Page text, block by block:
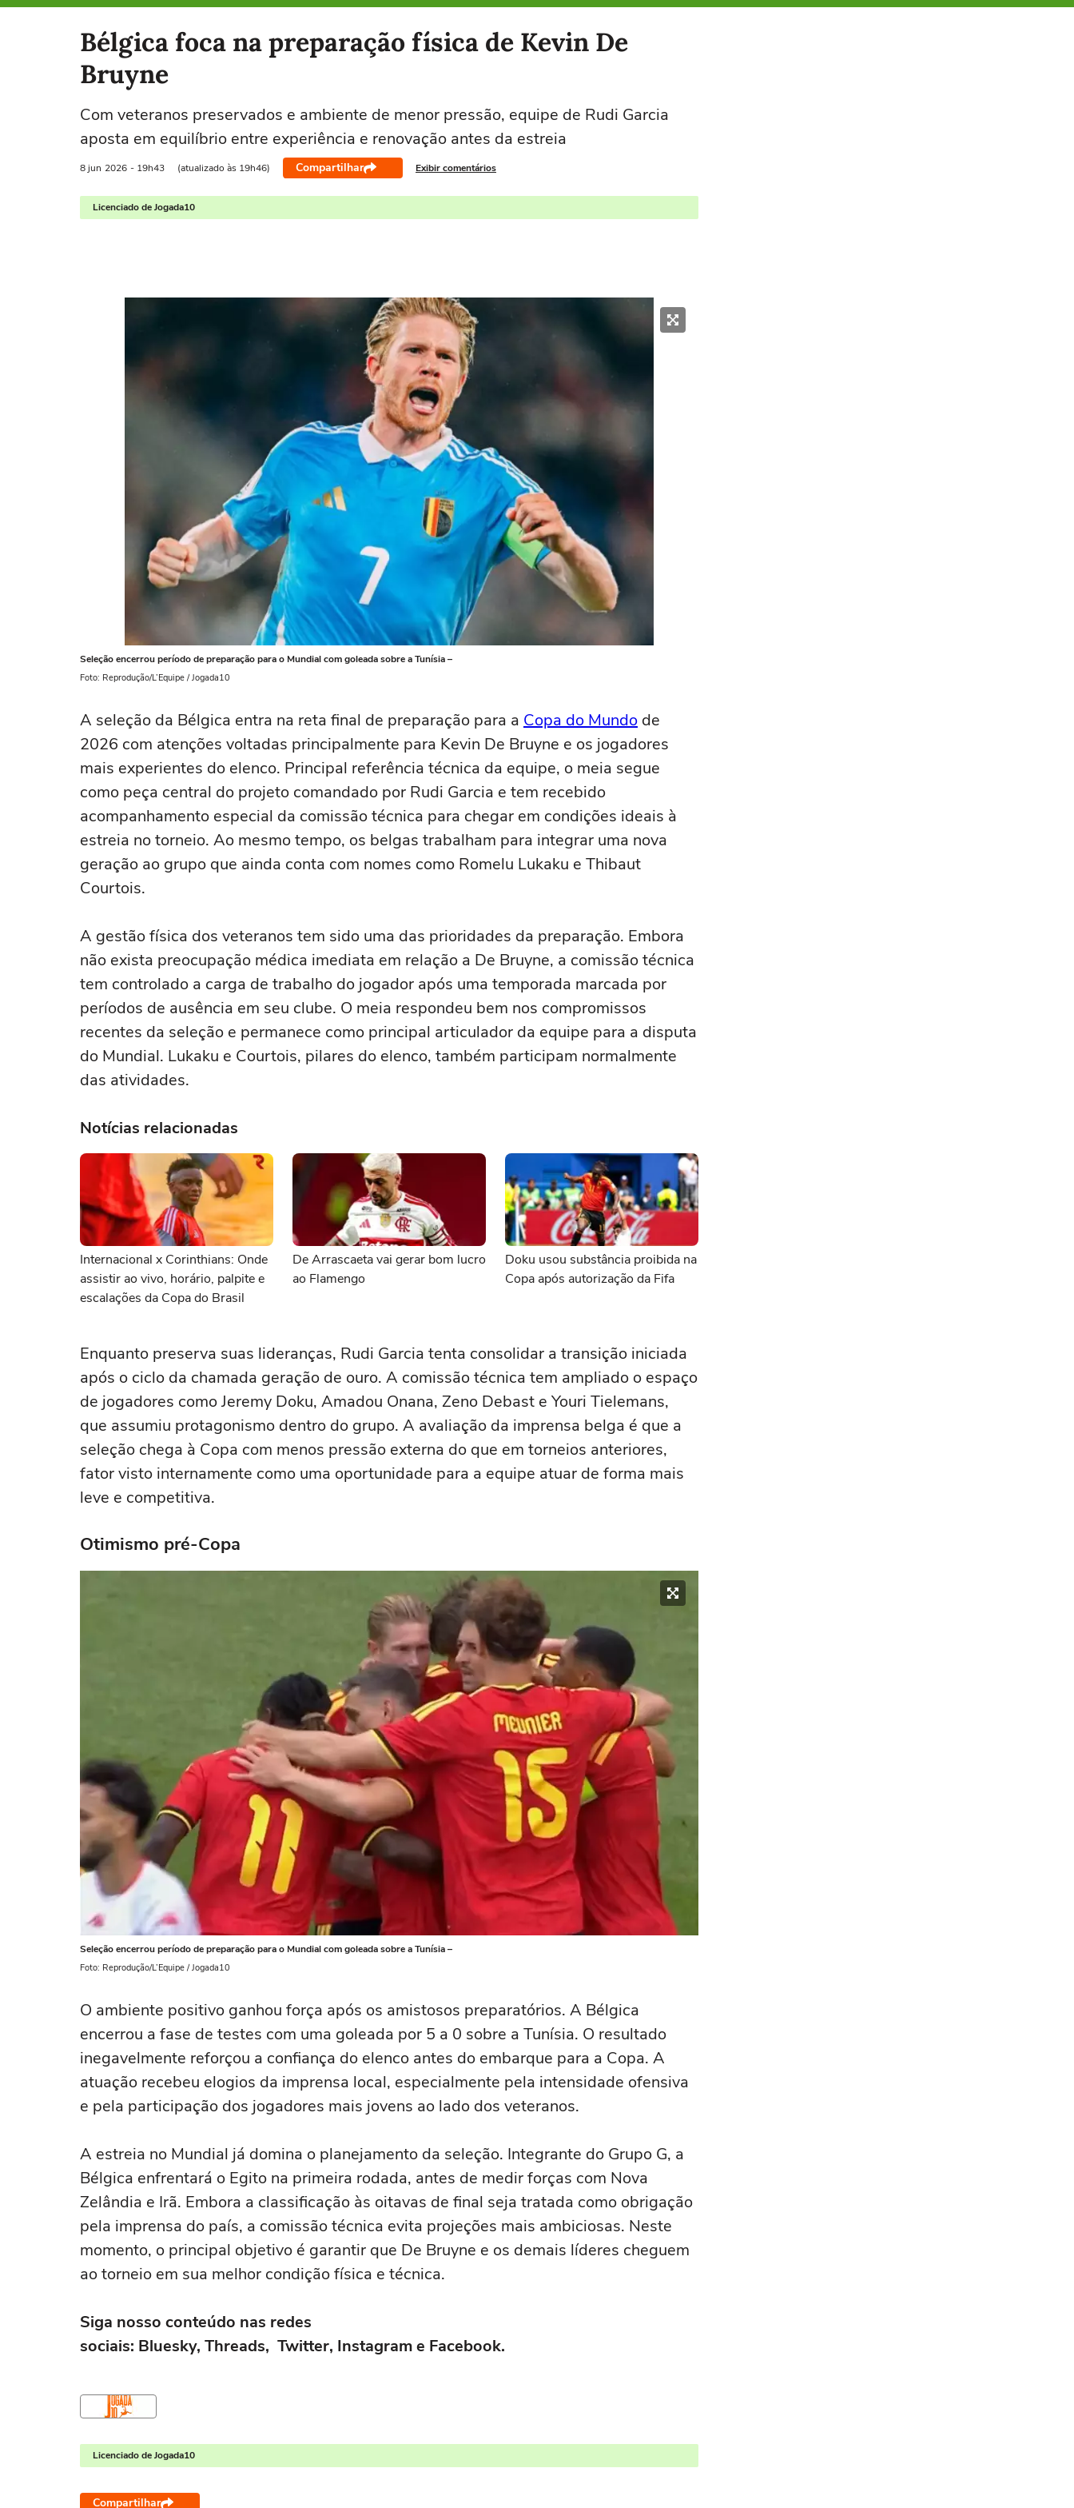
Selecione o time para ver as notícias
Bélgica foca na preparação física de Kevin De
Bruyne
Com veteranos preservados e ambiente de menor pressão, equipe de Rudi Garcia
aposta em equilíbrio entre experiência e renovação antes da estreia
8 jun 2026 - 19h43 (atualizado às 19h46) Compartilhar Exibir comentários
Licenciado de Jogada10
Seleção encerrou período de preparação para o Mundial com goleada sobre a Tunísia –
Foto: Reprodução/L’Equipe / Jogada10
A seleção da Bélgica entra na reta final de preparação para a Copa do Mundo de
2026 com atenções voltadas principalmente para Kevin De Bruyne e os jogadores
mais experientes do elenco. Principal referência técnica da equipe, o meia segue
como peça central do projeto comandado por Rudi Garcia e tem recebido
acompanhamento especial da comissão técnica para chegar em condições ideais à
estreia no torneio. Ao mesmo tempo, os belgas trabalham para integrar uma nova
geração ao grupo que ainda conta com nomes como Romelu Lukaku e Thibaut
Courtois.
A gestão física dos veteranos tem sido uma das prioridades da preparação. Embora
não exista preocupação médica imediata em relação a De Bruyne, a comissão técnica
tem controlado a carga de trabalho do jogador após uma temporada marcada por
períodos de ausência em seu clube. O meia respondeu bem nos compromissos
recentes da seleção e permanece como principal articulador da equipe para a disputa
do Mundial. Lukaku e Courtois, pilares do elenco, também participam normalmente
das atividades.
Notícias relacionadas
Internacional x Corinthians: Onde
assistir ao vivo, horário, palpite e
escalações da Copa do Brasil
De Arrascaeta vai gerar bom lucro
ao Flamengo
Doku usou substância proibida na
Copa após autorização da Fifa
Enquanto preserva suas lideranças, Rudi Garcia tenta consolidar a transição iniciada
após o ciclo da chamada geração de ouro. A comissão técnica tem ampliado o espaço
de jogadores como Jeremy Doku, Amadou Onana, Zeno Debast e Youri Tielemans,
que assumiu protagonismo dentro do grupo. A avaliação da imprensa belga é que a
seleção chega à Copa com menos pressão externa do que em torneios anteriores,
fator visto internamente como uma oportunidade para a equipe atuar de forma mais
leve e competitiva.
Otimismo pré-Copa
Seleção encerrou período de preparação para o Mundial com goleada sobre a Tunísia –
Foto: Reprodução/L’Equipe / Jogada10
O ambiente positivo ganhou força após os amistosos preparatórios. A Bélgica
encerrou a fase de testes com uma goleada por 5 a 0 sobre a Tunísia. O resultado
inegavelmente reforçou a confiança do elenco antes do embarque para a Copa. A
atuação recebeu elogios da imprensa local, especialmente pela intensidade ofensiva
e pela participação dos jogadores mais jovens ao lado dos veteranos.
A estreia no Mundial já domina o planejamento da seleção. Integrante do Grupo G, a
Bélgica enfrentará o Egito na primeira rodada, antes de medir forças com Nova
Zelândia e Irã. Embora a classificação às oitavas de final seja tratada como obrigação
pela imprensa do país, a comissão técnica evita projeções mais ambiciosas. Neste
momento, o principal objetivo é garantir que De Bruyne e os demais líderes cheguem
ao torneio em sua melhor condição física e técnica.
Siga nosso conteúdo nas redes
sociais: Bluesky, Threads, Twitter, Instagrame Facebook.
Licenciado de Jogada10
Compartilhar